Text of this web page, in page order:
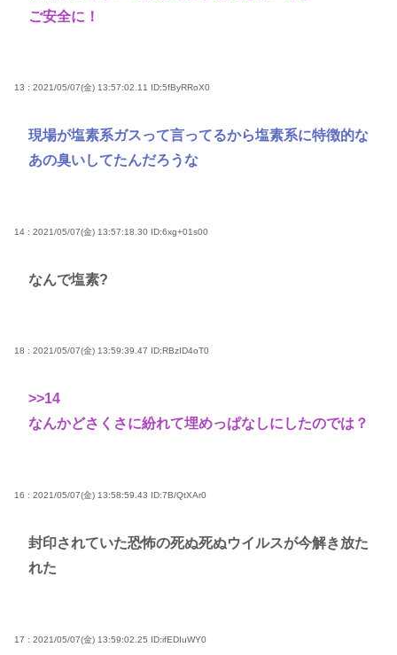
ご安全に！
13 : 2021/05/07(金) 13:57:02.11 ID:5fByRRoX0
現場が塩素系ガスって言ってるから塩素系に特徴的な
あの臭いしてたんだろうな
14 : 2021/05/07(金) 13:57:18.30 ID:6xg+01s00
なんで塩素?
18 : 2021/05/07(金) 13:59:39.47 ID:RBzID4oT0
>>14
なんかどさくさに紛れて埋めっぱなしにしたのでは？
16 : 2021/05/07(金) 13:58:59.43 ID:7B/QtXAr0
封印されていた恐怖の死ぬ死ぬウイルスが今解き放た
れた
17 : 2021/05/07(金) 13:59:02.25 ID:ifEDIuWY0